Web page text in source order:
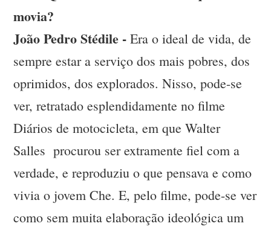
movia?
João Pedro Stédile - Era o ideal de vida, de
sempre estar a serviço dos mais pobres, dos
oprimidos, dos explorados. Nisso, pode-se
ver, retratado esplendidamente no filme
Diários de motocicleta, em que Walter
Salles procurou ser extramente fiel com a
verdade, e reproduziu o que pensava e como
vivia o jovem Che. E, pelo filme, pode-se ver
como sem muita elaboração ideológica um